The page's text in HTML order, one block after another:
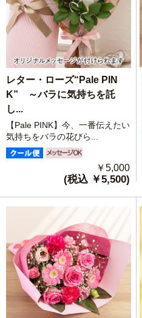
レター・ローズ“Pale PIN
K” ～バラに気持ちを託
し...
【Pale PINK】今、一番伝えたい
気持ちをバラの花びら...
￥5,000
(税込 ￥5,500)